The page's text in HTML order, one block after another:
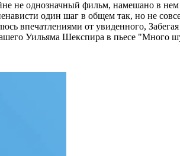
не однозначный фильм, намешано в
один шаг в общем так, но не
впечатлениями от увиденного,
Уильяма Шекспира в пьесе "Много